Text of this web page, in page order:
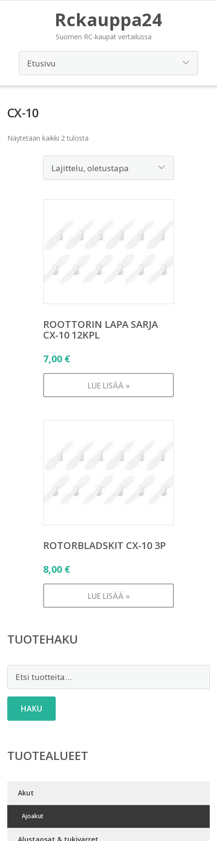
Rckauppa24
Suomen RC-kaupat vertailussa
CX-10
Näytetään kaikki 2 tulosta
ROOTTORIN LAPA SARJA
CX-10 12KPL
7,00 €
LUE LISÄÄ »
ROTORBLADSKIT CX-10 3P
8,00 €
LUE LISÄÄ »
TUOTEHAKU
Etsi:
HAKU
TUOTEALUEET
Akut
Ajoakut